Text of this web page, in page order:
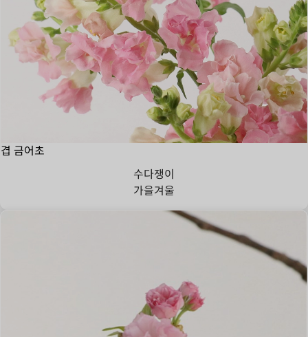
겹 금어초
수다쟁이
가을겨울